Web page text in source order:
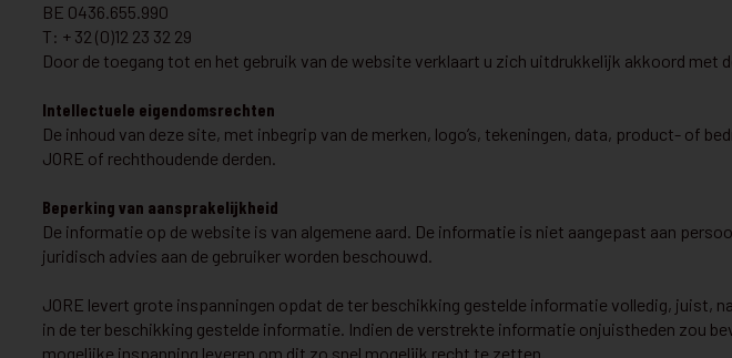
BE 0436.655.990
T: + 32 (0)12 23 32 29
Door de toegang tot en het gebruik van de website verklaart u zich uitdrukkelijk akkoord met
Intellectuele eigendomsrechten
De inhoud van deze site, met inbegrip van de merken, logo’s, tekeningen, data, product- of
JORE of rechthoudende derden.
Beperking van aansprakelijkheid
De informatie op de website is van algemene aard. De informatie is niet aangepast aan
juridisch advies aan de gebruiker worden beschouwd.
JORE levert grote inspanningen opdat de ter beschikking gestelde informatie volledig, juist,
in de ter beschikking gestelde informatie. Indien de verstrekte informatie onjuistheden zou
mogelijke inspanning leveren om dit zo snel mogelijk recht te zetten.